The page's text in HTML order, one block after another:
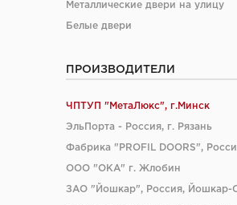
Металлические двери на улицу
Белые двери
ПРОИЗВОДИТЕЛИ
ЧПТУП "МетаЛюкс", г.Минск
ЭльПорта - Россия, г. Рязань
Фабрика "PROFIL DOORS",
ООО "ОКА" г. Жлобин
ЗАО "Йошкар", Россия, Йошкар-